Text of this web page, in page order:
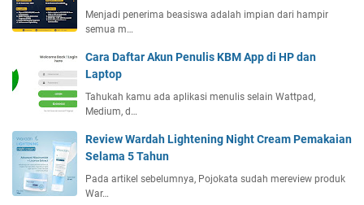
Menjadi penerima beasiswa adalah impian dari hampir
semua m…
Cara Daftar Akun Penulis KBM App di HP dan
Laptop
Tahukah kamu ada aplikasi menulis selain Wattpad,
Medium, d…
Review Wardah Lightening Night Cream Pemakaian
Selama 5 Tahun
Pada artikel sebelumnya, Pojokata sudah mereview produk
War…